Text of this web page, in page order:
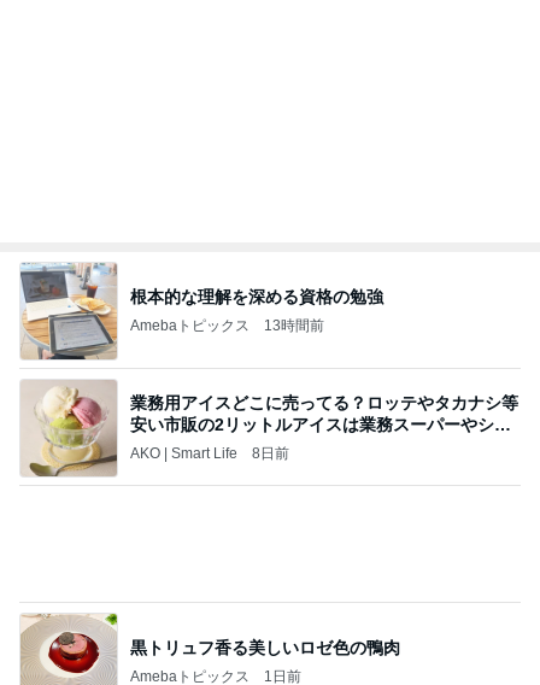
根本的な理解を深める資格の勉強
Amebaトピックス 13時間前
業務用アイスどこに売ってる？ロッテやタカナシ等
安い市販の2リットルアイスは業務スーパーやシャ
トレ
AKO | Smart Life 8日前
黒トリュフ香る美しいロゼ色の鴨肉
Amebaトピックス 1日前